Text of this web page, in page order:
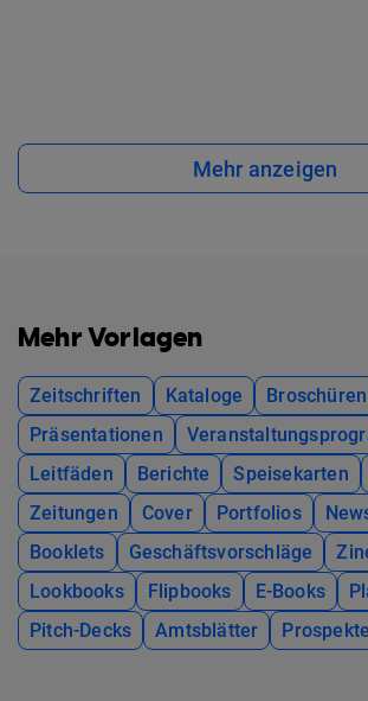
Mehr anzeigen
Mehr Vorlagen
Zeitschriften Kataloge
Broschüren
Präsentationen
Leitfäden
Berichte Speisekarten
Zeitungen
Cover Portfolios
Booklets
Geschäftsvorschläge
Lookbooks
Flipbooks E-Books
Pitch-Decks
Amtsblätter Prospekte